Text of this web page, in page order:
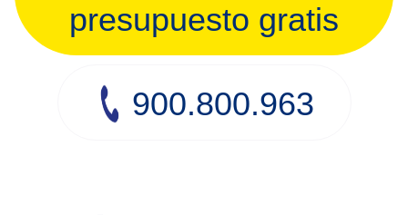
presupuesto gratis
900.800.963